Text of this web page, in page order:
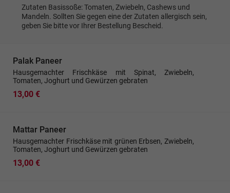
Zutaten Basissoße: Tomaten, Zwiebeln, Cashews und
Mandeln. Sollten Sie gegen eine der Zutaten allergisch sein,
geben Sie bitte vor Ihrer Bestellung Bescheid.
Palak Paneer
Hausgemachter Frischkäse mit Spinat, Zwiebeln,
Tomaten, Joghurt und Gewürzen gebraten
13,00 €
Mattar Paneer
Hausgemachter Frischkäse mit grünen Erbsen, Zwiebeln,
Tomaten, Joghurt und Gewürzen gebraten
13,00 €